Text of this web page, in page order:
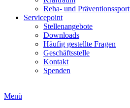
Reha- und Präventionssport
Servicepoint
Stellenangebote
Downloads
Häufig gestellte Fragen
Geschäftsstelle
Kontakt
Spenden
Menü